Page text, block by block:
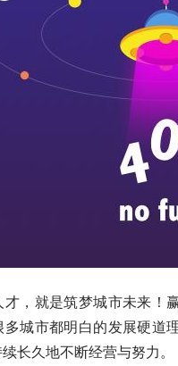
就是筑梦城市未来！
多城市都明白的发展硬道
长久地不断经营与努力。